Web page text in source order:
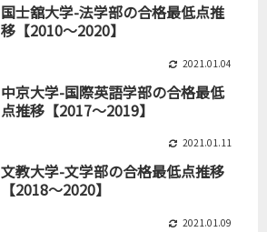
国士舘大学-法学部の合格最低点推
移【2010～2020】
2021.01.04
中京大学-国際英語学部の合格最低
点推移【2017～2019】
2021.01.11
文教大学-文学部の合格最低点推移
【2018～2020】
2021.01.09